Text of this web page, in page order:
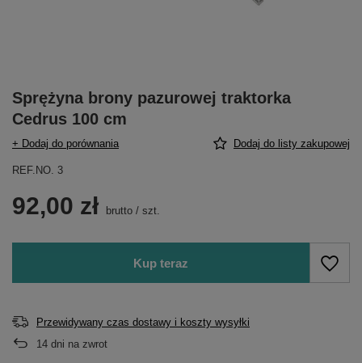
Sprężyna brony pazurowej traktorka
Cedrus 100 cm
+ Dodaj do porównania Dodaj do listy zakupowej
REF.NO. 3
92,00 zł brutto / szt.
Kup teraz
Przewidywany czas dostawy i koszty wysyłki
14 dni na zwrot